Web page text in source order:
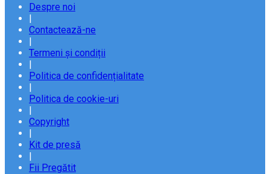
Despre noi
|
Contactează-ne
|
Termeni și condiții
|
Politica de confidențialitate
|
Politica de cookie-uri
|
Copyright
|
Kit de presă
|
Fii Pregătit